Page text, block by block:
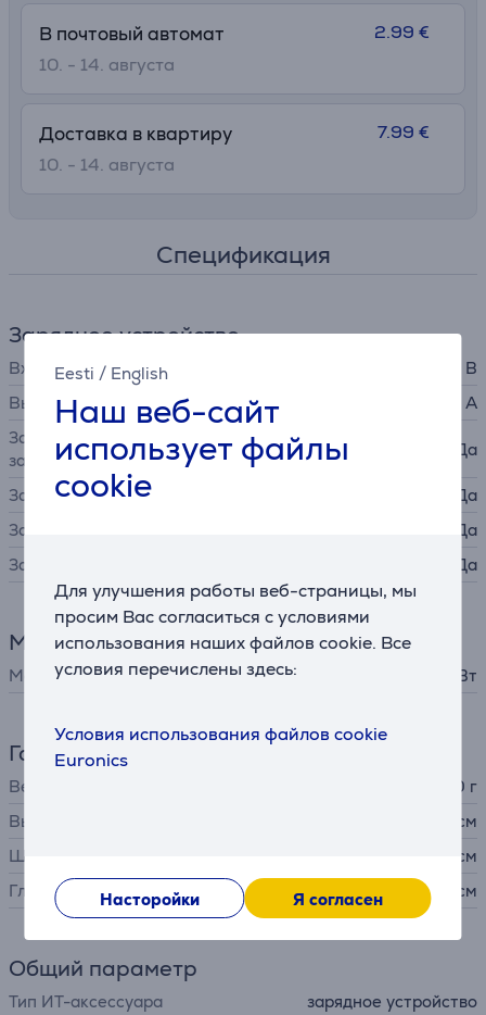
Eesti / English
Наш веб-сайт
использует файлы
cookie
Для улучшения работы веб-страницы, мы
просим Вас согласиться с условиями
использования наших файлов cookie. Все
условия перечислены здесь:
Условия использования файлов cookie
Euronics
Насторойки Я согласен
В почтовый автомат
10. - 14. августа
2.99 €
Доставка в квартиру
10. - 14. августа
7.99 €
Спецификация
Зарядное устройство
Входное напряжение
100 - 240 В
Выходной электроток
4,74 A
Защита от короткого
замыкания
Да
Защита от перегрузки
Да
Защита от перегрева
Да
Защита от сверхтоков
Да
Мощность
Мощность 90 Вт
Габариты
Вес
430 г
Высота
3,3 см
Ширина
5,5 см
Глубина
11,8 см
Общий параметр
Тип ИТ-аксессуара
зарядное устройство